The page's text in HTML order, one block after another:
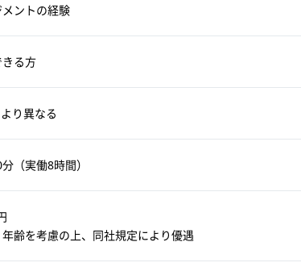
メントの経験
きる方
り異なる
（実働8時間）
齢を考慮の上、同社規定により優遇